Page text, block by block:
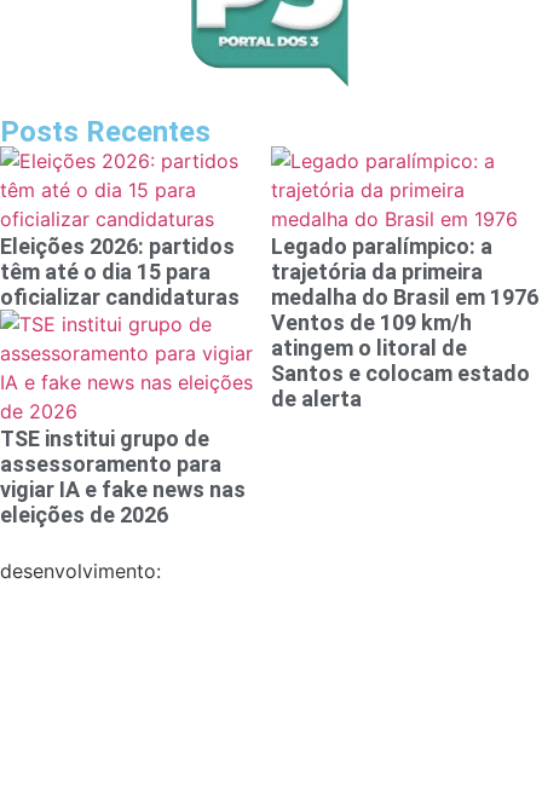
Posts Recentes
Eleições 2026: partidos
têm até o dia 15 para
oficializar candidaturas
Legado paralímpico: a
trajetória da primeira
medalha do Brasil em 1976
TSE institui grupo de
assessoramento para
vigiar IA e fake news nas
eleições de 2026
Ventos de 109 km/h
atingem o litoral de
Santos e colocam estado
de alerta
desenvolvimento: